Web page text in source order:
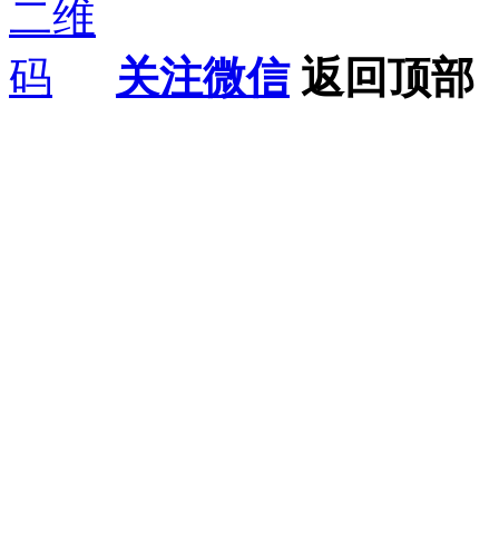
关注微信 返回顶部